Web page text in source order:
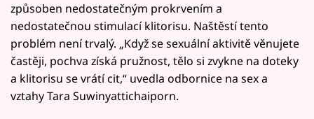
způsoben nedostatečným prokrvením a
nedostatečnou stimulací klitorisu. Naštěstí tento
problém není trvalý. „Když se sexuální aktivitě věnujete
častěji, pochva získá pružnost, tělo si zvykne na doteky
a klitorisu se vrátí cit,“ uvedla odbornice na sex a
vztahy Tara Suwinyattichaiporn.